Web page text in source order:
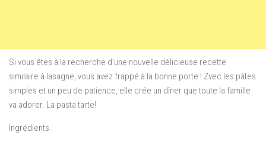
Si vous êtes à la recherche d’une nouvelle délicieuse recette
similaire à lasagne, vous avez frappé à la bonne porte ! Zvec les pâtes
simples et un peu de patience, elle crée un dîner que toute la famille
va adorer. La pasta tarte!
Ingrédients :